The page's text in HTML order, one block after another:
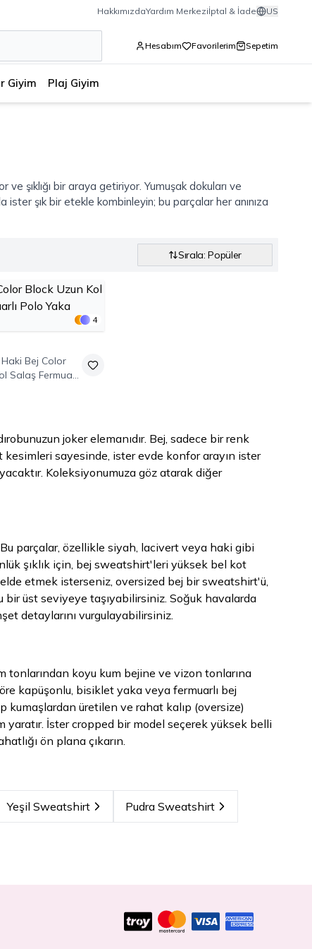
HakkımızdaYardım Merkeziİptal & İade US
Hesabım Favorilerim Sepetim
Giyim Plaj Giyim
şıklığı bir araya getiriyor. Yumuşak dokuları ve
şık bir etekle kombinleyin; bu parçalar her anınıza
Sırala: Popüler
4
Haki Bej Color
Salaş Fermuarlı
joker elemanıdır. Bej, sadece bir renk
kesimleri sayesinde, ister evde konfor arayın ister
Koleksiyonumuza göz atarak diğer
Bu parçalar, özellikle siyah, lacivert veya haki gibi
şıklık için, bej sweatshirt'leri yüksek bel kot
etmek isterseniz, oversized bej bir sweatshirt'ü,
üst seviyeye taşıyabilirsiniz. Soğuk havalarda
detaylarını vurgulayabilirsiniz.
tonlarından koyu kum bejine ve vizon tonlarına
kapüşonlu, bisiklet yaka veya fermuarlı bej
kumaşlardan üretilen ve rahat kalıp (oversize)
İster cropped bir model seçerek yüksek belli
ön plana çıkarın.
Yeşil Sweatshirt Pudra Sweatshirt